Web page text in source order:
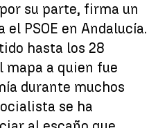
por su parte, firma un
PSOE en Andalucía.
hasta los 28
mapa a quien fue
durante muchos
se ha